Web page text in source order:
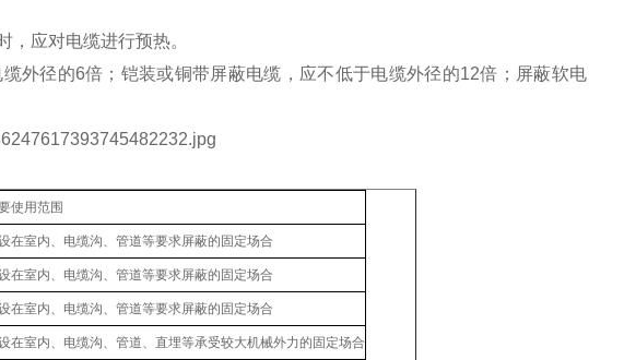
应对电缆进行预热。
外径的6倍；铠装或铜带屏蔽电缆，应不低于电缆外径的12倍；屏蔽软电
使用范围
在室内、电缆沟、管道等要求屏蔽的固定场合
在室内、电缆沟、管道等要求屏蔽的固定场合
在室内、电缆沟、管道等要求屏蔽的固定场合
在室内、电缆沟、管道、直埋等承受较大机械外力的固定场合